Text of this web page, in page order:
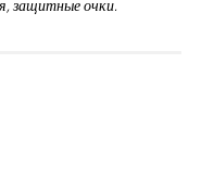
защитные очки.